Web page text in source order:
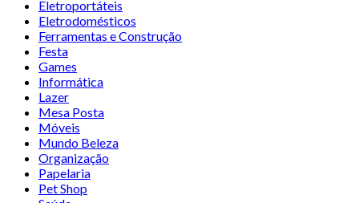
Eletroportáteis
Eletrodomésticos
Ferramentas e Construção
Festa
Games
Informática
Lazer
Mesa Posta
Móveis
Mundo Beleza
Organização
Papelaria
Pet Shop